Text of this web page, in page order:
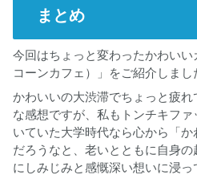
まとめ
今回はちょっと変わったかわい
コーンカフェ）」をご紹介しまし
かわいいの大渋滞でちょっと疲
な感想ですが、私もトンチキフ
いていた大学時代なら心から「
だろうなと、老いとともに自身
にしみじみと感慨深い想いに浸っ